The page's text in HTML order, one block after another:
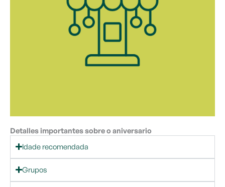
Detalles importantes sobre o aniversario
Idade recomendada
Grupos